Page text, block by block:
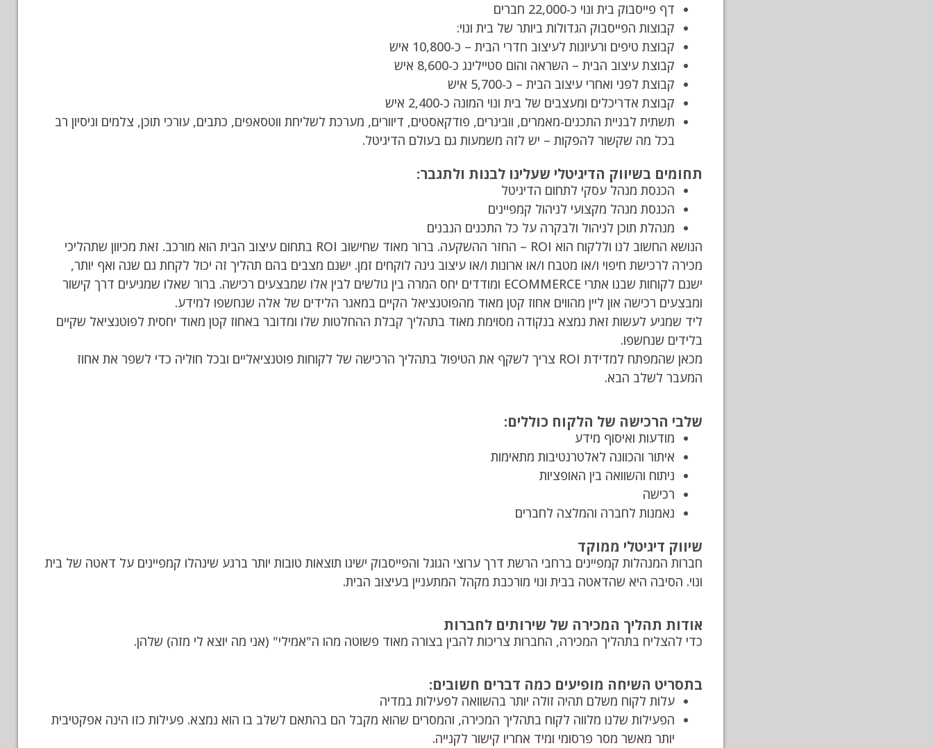
דף פייסבוק בית ונוי כ-22,000 חברים
קבוצות הפייסבוק הגדולות ביותר של בית ונוי:
קבוצת טיפים ורעיונות לעיצוב חדרי הבית – כ-10,800 איש
קבוצת עיצוב הבית – השראה והום סטיילינג כ-8,600 איש
קבוצת לפני ואחרי עיצוב הבית – כ-5,700 איש
קבוצת אדריכלים ומעצבים של בית ונוי המונה כ-2,400 איש
תשתית לבניית התכנים-מאמרים, וובינרים, פודקאסטים, דיוורים, מערכת לשליחת ווטסאפים, כתבים, עורכי תוכן, צלמים וניסיון רב
בכל מה שקשור להפקות – יש לזה משמעות גם בעולם הדיגיטל.
תחומים בשיווק הדיגיטלי שעלינו לבנות ולתגבר:
הכנסת מנהל עסקי לתחום הדיגיטל
הכנסת מנהל מקצועי לניהול קמפיינים
מנהלת תוכן לניהול ולבקרה על כל התכנים הנבנים
הנושא החשוב לנו וללקוח הוא ROI – החזר ההשקעה. ברור מאוד שחישוב ROI בתחום עיצוב הבית הוא מורכב. זאת מכיוון שתהליכי
מכירה לרכישת חיפוי ו/או מטבח ו/או ארונות ו/או עיצוב גינה לוקחים זמן. ישנם מצבים בהם תהליך זה יכול לקחת גם שנה ואף יותר,
ישנם לקוחות שבנו אתרי ECOMMERCE ומודדים יחס המרה בין גולשים לבין אלו שמבצעים רכישה. ברור שאלו שמגיעים דרך קישור
ומבצעים רכישה און ליין מהווים אחוז קטן מאוד מהפוטנציאל הקיים במאגר הלידים של אלה שנחשפו למידע.
ליד שמגיע לעשות זאת נמצא בנקודה מסוימת מאוד בתהליך קבלת ההחלטות שלו ומדובר באחוז קטן מאוד יחסית לפוטנציאל שקיים
בלידים שנחשפו.
מכאן שהמפתח למדידת ROI צריך לשקף את הטיפול בתהליך הרכישה של לקוחות פוטנציאליים ובכל חוליה כדי לשפר את אחוז
המעבר לשלב הבא.
שלבי הרכישה של הלקוח כוללים:
מודעות ואיסוף מידע
איתור והכוונה לאלטרנטיבות מתאימות
ניתוח והשוואה בין האופציות
רכישה
נאמנות לחברה והמלצה לחברים
שיווק דיגיטלי ממוקד
חברות המנהלות קמפיינים ברחבי הרשת דרך ערוצי הגוגל והפייסבוק ישיגו תוצאות טובות יותר ברגע שינהלו קמפיינים על דאטה של בית
ונוי. הסיבה היא שהדאטה בבית ונוי מורכבת מקהל המתעניין בעיצוב הבית.
אודות תהליך המכירה של שירותים לחברות
כדי להצליח בתהליך המכירה, החברות צריכות להבין בצורה מאוד פשוטה מהו ה"אמילי" (אני מה יוצא לי מזה) שלהן.
בתסריט השיחה מופיעים כמה דברים חשובים:
עלות לקוח משלם תהיה זולה יותר בהשוואה לפעילות במדיה
הפעילות שלנו מלווה לקוח בתהליך המכירה, והמסרים שהוא מקבל הם בהתאם לשלב בו הוא נמצא. פעילות כזו הינה אפקטיבית
יותר מאשר מסר פרסומי ומיד אחריו קישור לקנייה.